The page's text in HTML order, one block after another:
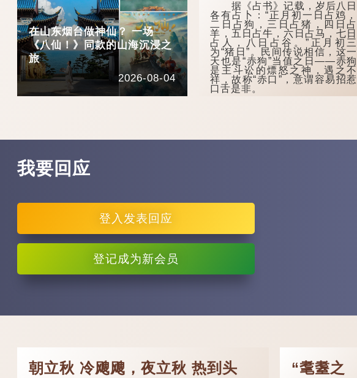
在山东烟台做神仙？ 一场
《八仙！》同款的山海沉浸之
旅
2026-08-04
据《占书》记载，岁后八日
各有占卜：“正月初一日占鸡，
二日占狗，三日占猪，四日占
羊，五日占牛，六日占马，七日
占人，八日占谷。”正月初三
为“猪日”。民间传说相信，这一
天也是“赤狗”当值之日——赤狗
是主斗讼的熛怒之神，遇之不
祥，故称“赤口”，意谓容易招惹
口舌是非。
我要回应
登入 发表回应
登记成为新会员
朝立秋 冷飕飕，夜立秋 热到头
“耄耋之